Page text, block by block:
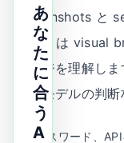
screenshots と
agent は visual
ページを理解し
ままモデルの判
パスワード、
あ
な
た
に
合
う
A